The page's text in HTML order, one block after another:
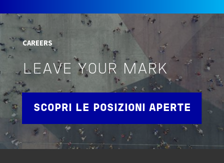
CAREERS
LEAVE YOUR MARK
SCOPRI LE POSIZIONI APERTE